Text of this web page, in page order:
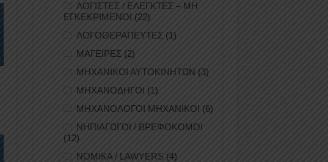
ΛΟΓΙΣΤΕΣ / ΕΛΕΓΚΤΕΣ – ΜΗ
ΕΓΚΕΚΡΙΜΕΝΟΙ (22)
ΛΟΓΟΘΕΡΑΠΕΥΤΕΣ (1)
ΜΑΓΕΙΡΕΣ (2)
ΜΗΧΑΝΙΚΟΙ ΑΥΤΟΚΙΝΗΤΩΝ (3)
ΜΗΧΑΝΟΔΗΓΟΙ (1)
ΜΗΧΑΝΟΛΟΓΟΙ ΜΗΧΑΝΙΚΟΙ (6)
ΝΗΠΙΑΓΩΓΟΙ / ΒΡΕΦΟΚΟΜΟΙ
(12)
ΝΟΜΙΚΑ / LAWYERS (4)